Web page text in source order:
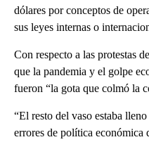
dólares por conceptos de
sus leyes internas o
Con respecto a las protestas
que la pandemia y el golpe
fueron “la gota que colmó la
“El resto del vaso estaba
errores de política económica